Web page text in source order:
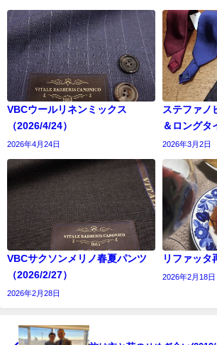
VBCウールリネンミックス
（2026/4/24）
2026年4月24日
ステファ
＆ロングタ
2026年3月2日
VBCサクソンメリノ春夏パンツ
（2026/2/27）
2026年2月28日
リファッタ
2026年2月18日